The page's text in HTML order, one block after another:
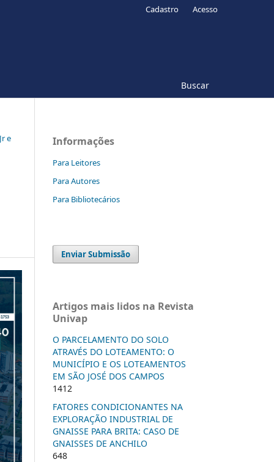
Buscar
Cadastro Acesso
e
Informações
Para Leitores
Para Autores
Para Bibliotecários
Enviar Submissão
Artigos mais lidos na Revista
Univap
O PARCELAMENTO DO SOLO
ATRAVÉS DO LOTEAMENTO: O
MUNICÍPIO E OS LOTEAMENTOS
EM SÃO JOSÉ DOS CAMPOS
1412
FATORES CONDICIONANTES NA
EXPLORAÇÃO INDUSTRIAL DE
GNAISSE PARA BRITA: CASO DE
GNAISSES DE ANCHILO
648